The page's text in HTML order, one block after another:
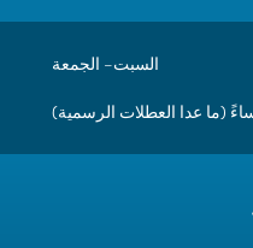
السبت– الجمعة